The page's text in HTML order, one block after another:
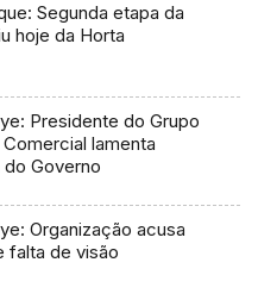
Segunda etapa da
hoje da Horta
Presidente do Grupo
lamenta
Governo
Organização acusa
falta de visão